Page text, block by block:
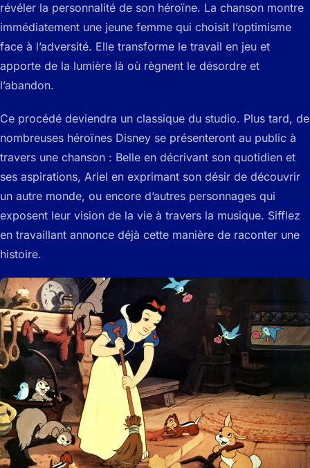
révéler la personnalité de son héroïne. La chanson montre
immédiatement une jeune femme qui choisit l’optimisme
face à l’adversité. Elle transforme le travail en jeu et
apporte de la lumière là où règnent le désordre et
l’abandon.
Ce procédé deviendra un classique du studio. Plus tard, de
nombreuses héroïnes Disney se présenteront au public à
travers une chanson : Belle en décrivant son quotidien et
ses aspirations, Ariel en exprimant son désir de découvrir
un autre monde, ou encore d’autres personnages qui
exposent leur vision de la vie à travers la musique. Sifflez
en travaillant annonce déjà cette manière de raconter une
histoire.